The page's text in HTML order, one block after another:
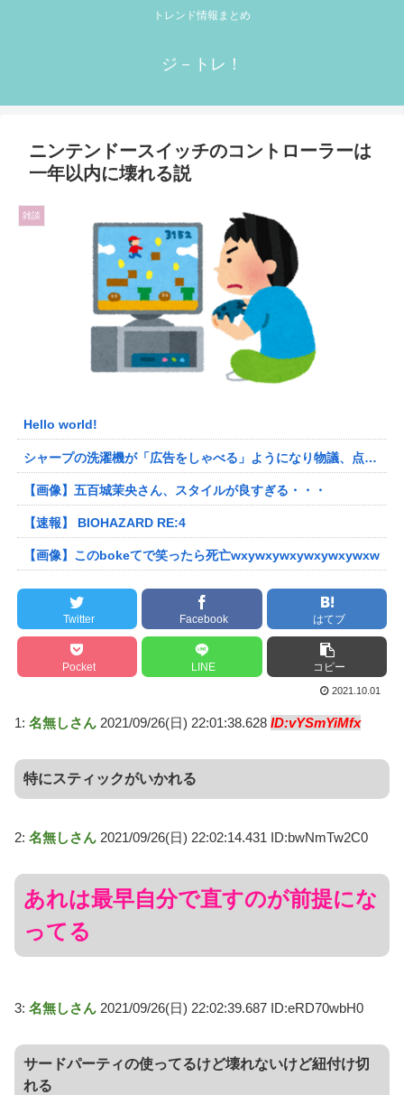
トレンド情報まとめ
ジ－トレ！
ニンテンドースイッチのコントローラーは
一年以内に壊れる説
雑談
Hello world!
シャープの洗濯機が「広告をしゃべる」ようになり物議、点滅するボタンを押すと洗剤のキャンペーン音声 「SFの世界だ」 [朝一から閉店までφ★]
【画像】五百城茉央さん、スタイルが良すぎる・・・
【速報】 BIOHAZARD RE:4
【画像】このbokeてで笑ったら死亡wxywxywxywxywxywxw
Twitter Facebook はてブ
Pocket LINE コピー
2021.10.01
1: 名無しさん 2021/09/26(日) 22:01:38.628 ID:vYSmYiMfx
特にスティックがいかれる
2: 名無しさん 2021/09/26(日) 22:02:14.431 ID:bwNmTw2C0
あれは最早自分で直すのが前提にな
ってる
3: 名無しさん 2021/09/26(日) 22:02:39.687 ID:eRD70wbH0
サードパーティの使ってるけど壊れないけど紐付け切
れる